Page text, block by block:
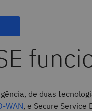
de duas
WAN, e Secure Service